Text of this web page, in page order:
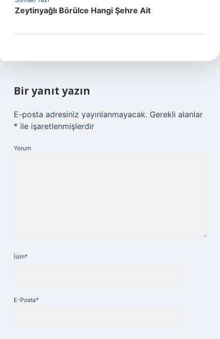
Zeytinyağlı Börülce Hangi Şehre Ait
Bir yanıt yazın
E-posta adresiniz yayınlanmayacak. Gerekli alanlar
* ile işaretlenmişlerdir
Yorum
İsim*
E-Posta*